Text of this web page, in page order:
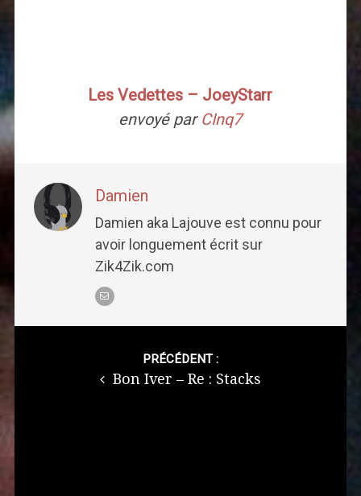
Les Vedettes – JoeyStarr
envoyé par CInq7
Damien
Damien aka Lajouve est connu pour
avoir longuement écrit sur
Zik4Zik.com
PRÉCÉDENT :
Bon Iver – Re : Stacks